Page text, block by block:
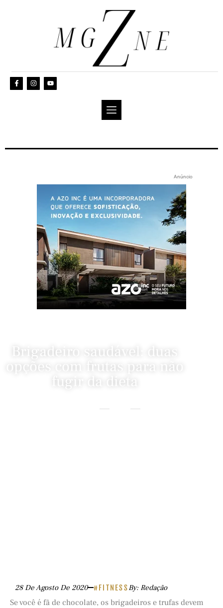
Anúncio
Brigadeiro saudável: duas
opções com frutas para não
fugir da dieta
28 De Agosto De 2020 #FITNESSBy: Redação
Se você é fã de chocolate, os brigadeiros e trufas devem